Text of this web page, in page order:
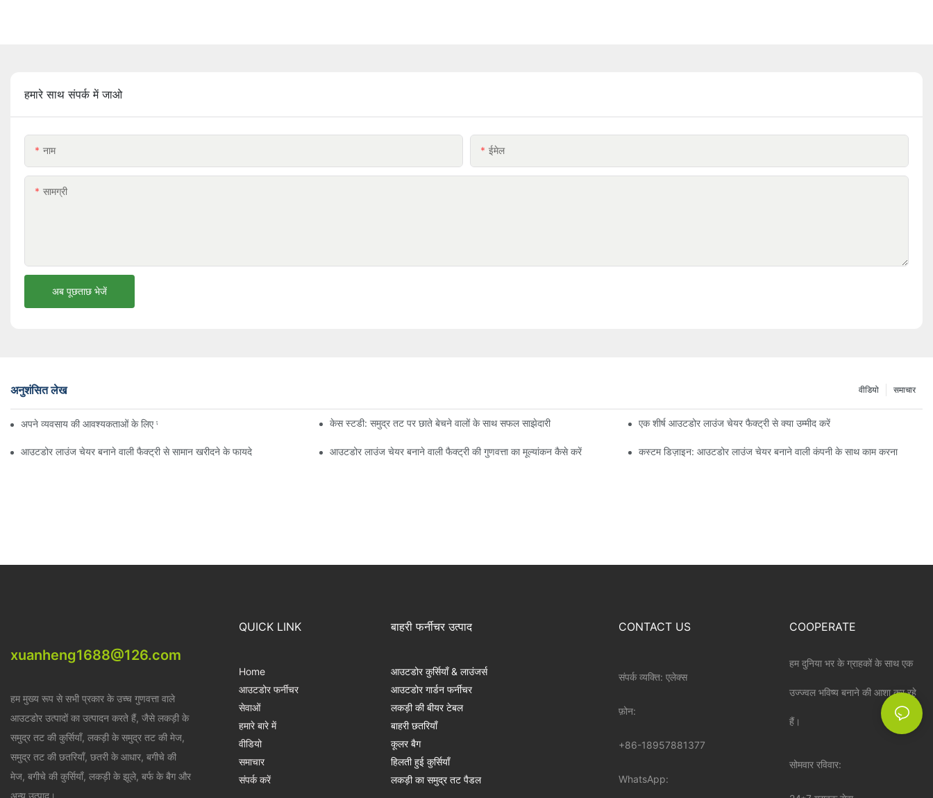
हमारे साथ संपर्क में जाओ
नाम ईमेल
सामग्री
अब पूछताछ भेजें
अनुशंसित लेख समाचार
वीडियो
अपने व्यवसाय की आवश्यकताओं के लिए सही बीच अम्ब्रेला वितरक ढूँढना केस स्टडी: समुद्र तट पर छाते बेचने वालों के साथ सफल साझेदारी एक शीर्ष आउटडोर लाउंज चेयर फैक्ट्री से क्या उम्मीद करें
आउटडोर लाउंज चेयर बनाने वाली फैक्ट्री से सामान खरीदने के फायदे आउटडोर लाउंज चेयर बनाने वाली फैक्ट्री की गुणवत्ता का मूल्यांकन कैसे करें कस्टम डिज़ाइन: आउटडोर लाउंज चेयर बनाने वाली कंपनी के साथ काम करना
xuanheng1688@126.com
हम मुख्य रूप से सभी प्रकार के उच्च गुणवत्ता वाले
आउटडोर उत्पादों का उत्पादन करते हैं, जैसे लकड़ी के
समुद्र तट की कुर्सियाँ, लकड़ी के समुद्र तट की मेज,
समुद्र तट की छतरियाँ, छतरी के आधार, बगीचे की
मेज, बगीचे की कुर्सियाँ, लकड़ी के झूले, बर्फ के बैग और
QUICK LINK
Home
आउटडोर फर्नीचर
सेवाओं
हमारे बारे में
वीडियो
समाचार
संपर्क करें
बाहरी फर्नीचर उत्पाद
आउटडोर कुर्सियाँ & लाउंजर्स
आउटडोर गार्डन फर्नीचर
लकड़ी की बीयर टेबल
बाहरी छतरियाँ
कूलर बैग
हिलती हुई कुर्सियाँ
लकड़ी का समुद्र तट पैडल
CONTACT US
संपर्क व्यक्ति: एलेक्स
फ़ोन:
+86-18957881377
WhatsApp:
COOPERATE
हम दुनिया भर के ग्राहकों के साथ एक
उज्ज्वल भविष्य बनाने की आशा कर रहे
हैं।
सोमवार रविवार: